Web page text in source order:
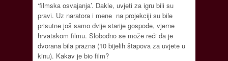
‘filmska osvajanja’. Dakle, uvjeti za igru bili su
pravi. Uz naratora i mene na projekciji su bile
prisutne još samo dvije starije gospođe, vjerne
hrvatskom filmu. Slobodno se može reći da je
dvorana bila prazna (10 bijelih štapova za uvjete u
kinu). Kakav je bio film?